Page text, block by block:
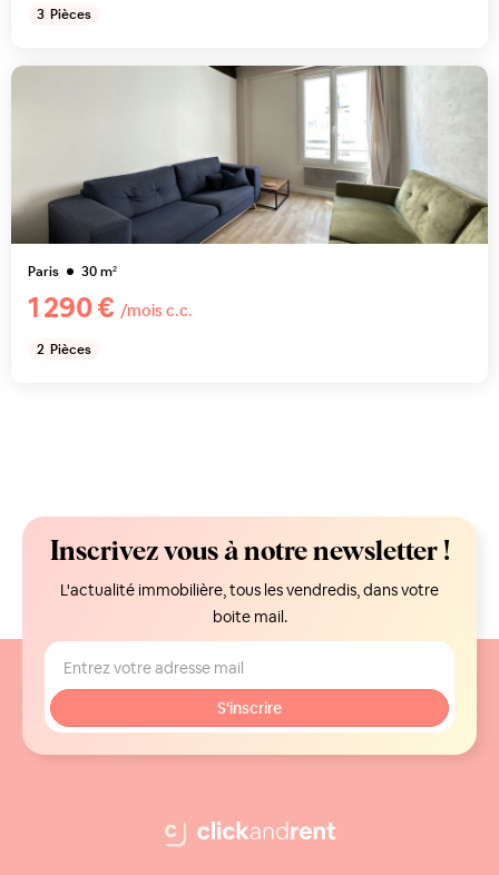
3 Pièces
Paris 30m²
1 290 € /mois c.c.
2 Pièces
Inscrivez vous à notre newsletter !
L'actualité immobilière, tous les vendredis, dans votre
boite mail.